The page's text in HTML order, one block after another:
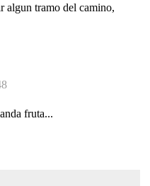
algun tramo del camino,
fruta...